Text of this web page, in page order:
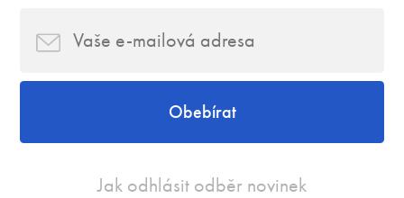
Obebírat
Jak odhlásit odběr novinek